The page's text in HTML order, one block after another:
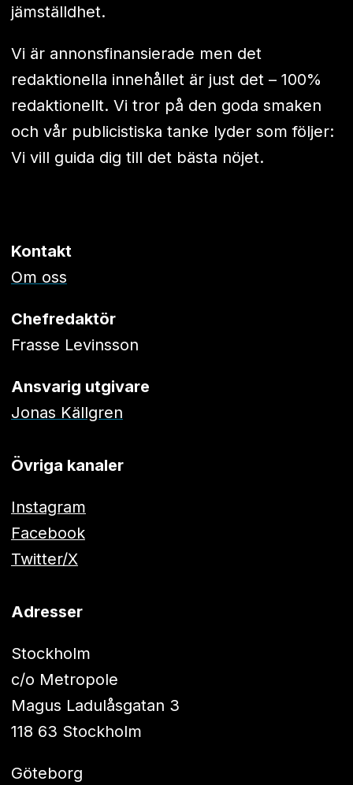
jämställdhet.
Vi är annonsfinansierade men det
redaktionella innehållet är just det – 100%
redaktionellt. Vi tror på den goda smaken
och vår publicistiska tanke lyder som följer:
Vi vill guida dig till det bästa nöjet.
Kontakt
Om oss
Chefredaktör
Frasse Levinsson
Ansvarig utgivare
Jonas Källgren
Övriga kanaler
Instagram
Facebook
Twitter/X
Adresser
Stockholm
c/o Metropole
Magus Ladulåsgatan 3
118 63 Stockholm
Göteborg